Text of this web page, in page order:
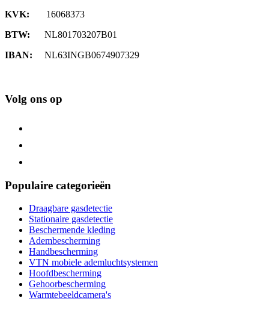
KVK: 16068373
BTW: NL801703207B01
IBAN: NL63INGB0674907329
Volg ons op
Populaire categorieën
Draagbare gasdetectie
Stationaire gasdetectie
Beschermende kleding
Adembescherming
Handbescherming
VTN mobiele ademluchtsystemen
Hoofdbescherming
Gehoorbescherming
Warmtebeeldcamera's